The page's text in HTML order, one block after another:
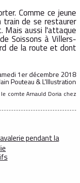
Comme ce jeune
de se restaurer
Mais aussi l'attaque
Soissons à Villers-
de la route et dont
1er décembre 2018
Pouteau & L'Illustration
comte Arnauld Doria chez
pendant la